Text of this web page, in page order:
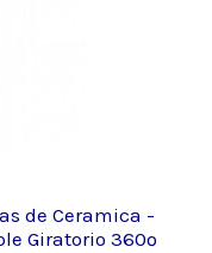
de Ceramica -
Giratorio 360º